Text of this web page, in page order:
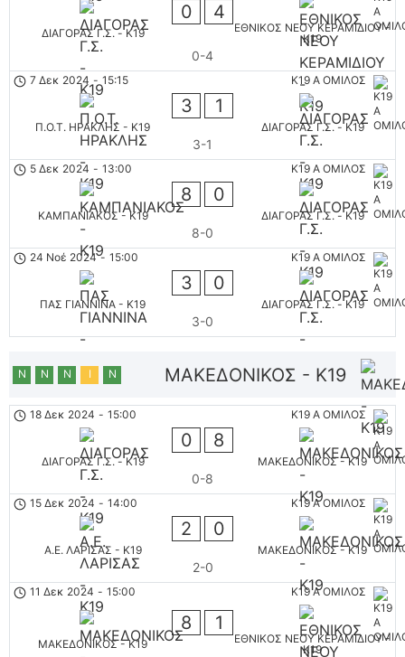
ΔΙΑΓΟΡΑΣ Γ.Σ. - K19
0 4
ΕΘΝΙΚΟΣ ΝΕΟΥ ΚΕΡΑΜΙΔΙΟΥ -
K19
0-4
K19 Α ΟΜΙΛΟΣ
7 Δεκ 2024 - 15:15
Π.Ο.Τ. ΗΡΑΚΛΗΣ - K19
3 1
ΔΙΑΓΟΡΑΣ Γ.Σ. - K19
3-1
K19 Α ΟΜΙΛΟΣ
5 Δεκ 2024 - 13:00
ΚΑΜΠΑΝΙΑΚΟΣ - K19
8 0
ΔΙΑΓΟΡΑΣ Γ.Σ. - K19
8-0
K19 Α ΟΜΙΛΟΣ
24 Νοέ 2024 - 15:00
ΠΑΣ ΓΙΑΝΝΙΝΑ - K19
3 0
ΔΙΑΓΟΡΑΣ Γ.Σ. - K19
3-0
ΜΑΚΕΔΟΝΙΚΟΣ - K19
Ν Ν Ν Ι Ν
K19 Α ΟΜΙΛΟΣ
18 Δεκ 2024 - 15:00
ΔΙΑΓΟΡΑΣ Γ.Σ. - K19
0 8
ΜΑΚΕΔΟΝΙΚΟΣ - K19
0-8
K19 Α ΟΜΙΛΟΣ
15 Δεκ 2024 - 14:00
Α.Ε. ΛΑΡΙΣΑΣ - K19
2 0
ΜΑΚΕΔΟΝΙΚΟΣ - K19
2-0
K19 Α ΟΜΙΛΟΣ
11 Δεκ 2024 - 15:00
ΜΑΚΕΔΟΝΙΚΟΣ - K19
8 1
ΕΘΝΙΚΟΣ ΝΕΟΥ ΚΕΡΑΜΙΔΙΟΥ -
K19